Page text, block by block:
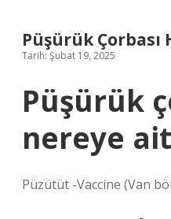
Püşürük Çorbası
Tarih: Şubat 19, 2025
Püşürük
nereye
Püzütüt -Vaccine (Van